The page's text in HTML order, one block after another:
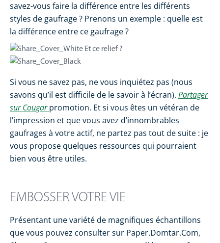
savez-vous faire la différence entre les différents
styles de gaufrage ? Prenons un exemple : quelle est
la différence entre ce gaufrage ?
Et ce relief ?
Si vous ne savez pas, ne vous inquiétez pas (nous
savons qu’il est difficile de le savoir à l’écran). Partager
sur Cougar promotion. Et si vous êtes un vétéran de
l’impression et que vous avez d’innombrables
gaufrages à votre actif, ne partez pas tout de suite : je
vous propose quelques ressources qui pourraient
bien vous être utiles.
EMBOSSER VOTRE VIE
Présentant une variété de magnifiques échantillons
que vous pouvez consulter sur Paper.Domtar.Com,